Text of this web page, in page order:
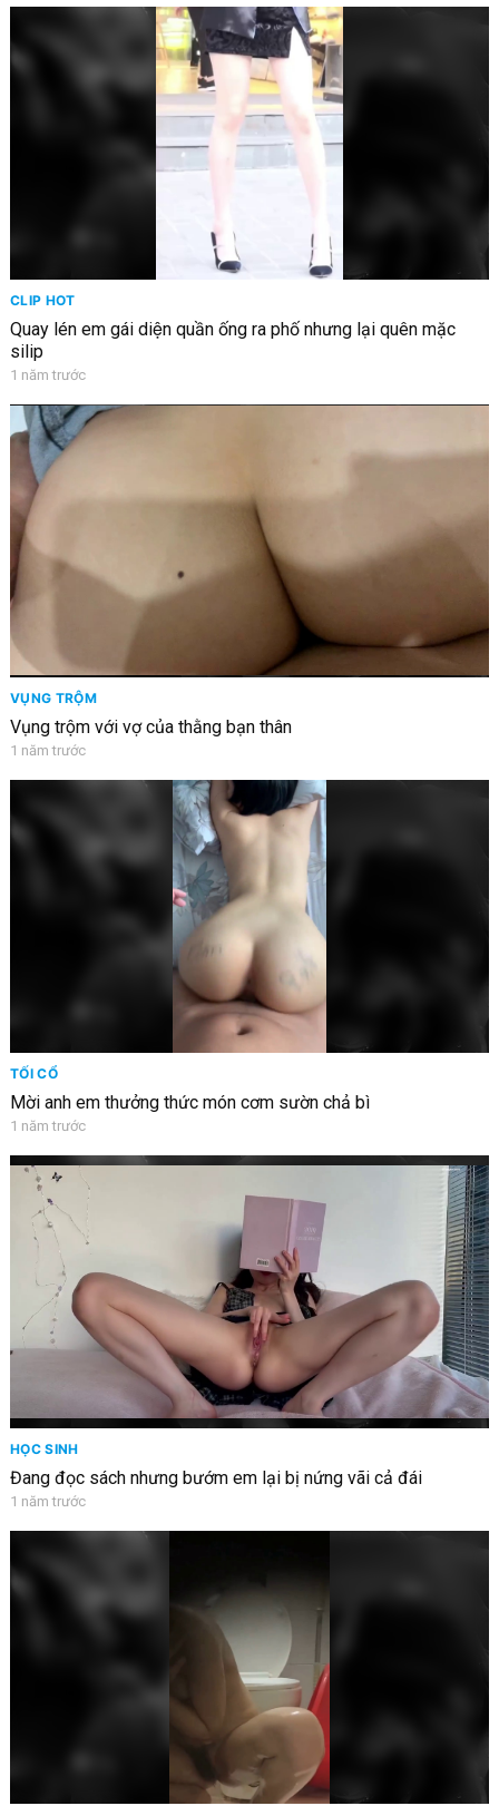
CLIP HOT
Quay lén em gái diện quần ống ra phố nhưng lại quên mặc
silip
1 năm trước
VỤNG TRỘM
Vụng trộm với vợ của thằng bạn thân
1 năm trước
TỐI CỔ
Mời anh em thưởng thức món cơm sườn chả bì
1 năm trước
HỌC SINH
Đang đọc sách nhưng bướm em lại bị nứng vãi cả đái
1 năm trước